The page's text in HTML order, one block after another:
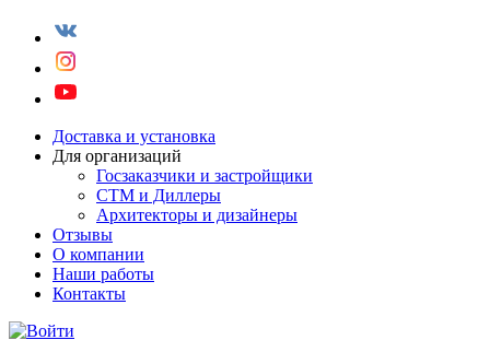
Доставка и установка
Для организаций
Госзаказчики и застройщики
СТМ и Диллеры
Архитекторы и дизайнеры
Отзывы
О компании
Наши работы
Контакты